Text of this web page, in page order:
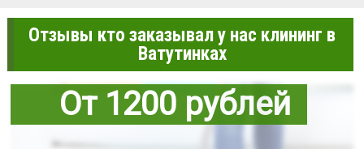
Отзывы кто заказывал у нас клининг в
Ватутинках
От 1200 рублей